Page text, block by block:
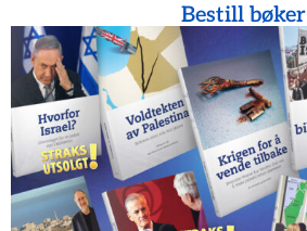
Bestill bøker